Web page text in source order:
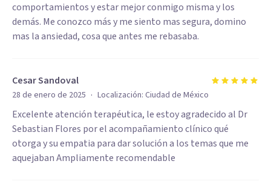
comportamientos y estar mejor conmigo misma y los
demás. Me conozco más y me siento mas segura, domino
mas la ansiedad, cosa que antes me rebasaba.
Cesar Sandoval
28 de enero de 2025 · Localización: Ciudad de México
Excelente atención terapéutica, le estoy agradecido al Dr
Sebastian Flores por el acompañamiento clínico qué
otorga y su empatia para dar solución a los temas que me
aquejaban Ampliamente recomendable